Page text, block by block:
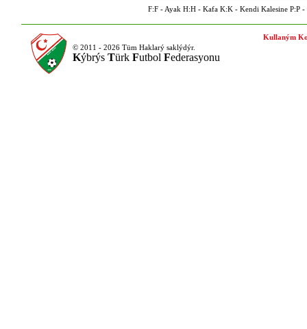
F:F - Ayak H:H - Kafa K:K - Kendi Kalesine P:P -
© 2011 - 2026 Tüm Haklarý saklýdýr.
Kýbrýs Türk Futbol Federasyonu
Kullaným